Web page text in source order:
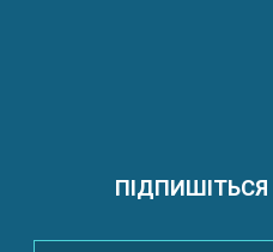
ПІДПИШІТЬСЯ